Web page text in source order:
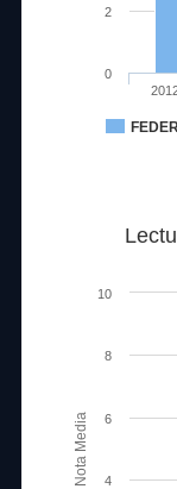
0
2
Nota Media 4
6
8
10